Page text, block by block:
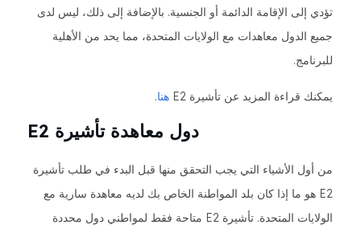
تؤدي إلى الإقامة الدائمة أو الجنسية. بالإضافة إلى ذلك، ليس لدى
جميع الدول معاهدات مع الولايات المتحدة، مما يحد من الأهلية
للبرنامج.
يمكنك قراءة المزيد عن تأشيرة E2 هنا.
دول معاهدة تأشيرة E2
من أول الأشياء التي يجب التحقق منها قبل البدء في طلب تأشيرة
E2 هو ما إذا كان بلد المواطنة الخاص بك لديه معاهدة سارية مع
الولايات المتحدة. تأشيرة E2 متاحة فقط لمواطني دول محددة